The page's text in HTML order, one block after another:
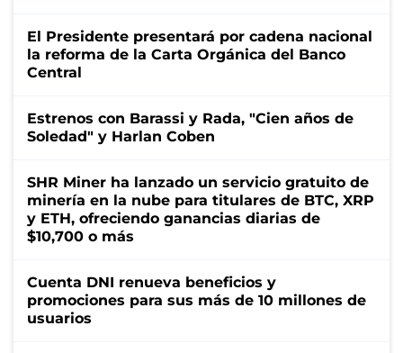
El Presidente presentará por cadena nacional
la reforma de la Carta Orgánica del Banco
Central
Estrenos con Barassi y Rada, "Cien años de
Soledad" y Harlan Coben
SHR Miner ha lanzado un servicio gratuito de
minería en la nube para titulares de BTC, XRP
y ETH, ofreciendo ganancias diarias de
$10,700 o más
Cuenta DNI renueva beneficios y
promociones para sus más de 10 millones de
usuarios